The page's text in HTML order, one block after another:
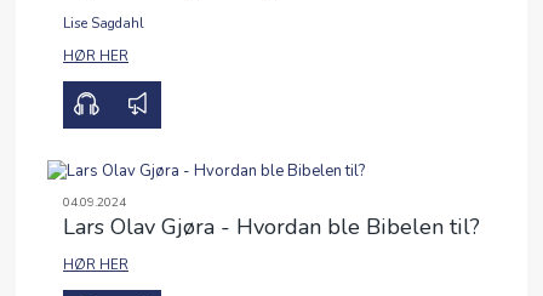
Lise Sagdahl
HØR HER
04.09.2024
Lars Olav Gjøra - Hvordan ble Bibelen til?
00:00
HØR HER